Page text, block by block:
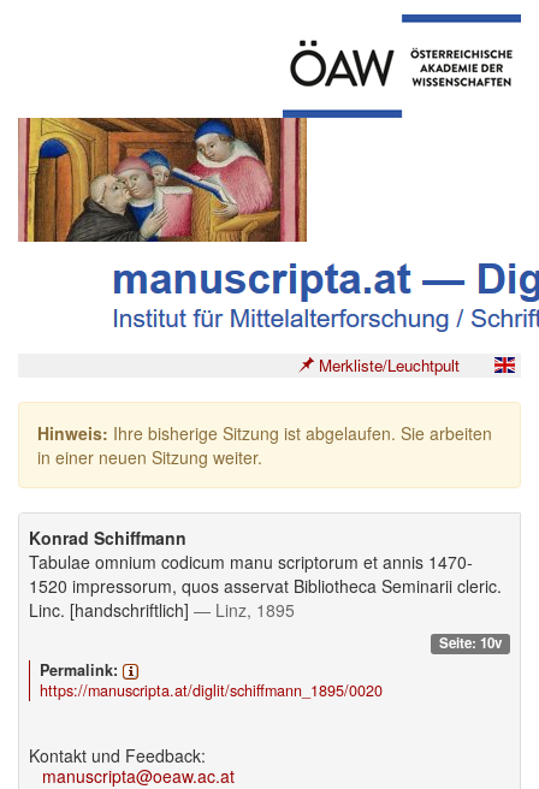
Merkliste/Leuchtpult
Hinweis: Ihre bisherige Sitzung ist abgelaufen. Sie arbeiten
in einer neuen Sitzung weiter.
Konrad Schiffmann
Tabulae omnium codicum manu scriptorum et annis 1470-
1520 impressorum, quos asservat Bibliotheca Seminarii cleric.
Linc. [handschriftlich] — Linz, 1895
Seite: 10v
Permalink:
https://manuscripta.at/diglit/schiffmann_1895/0020
Kontakt und Feedback:
manuscripta@oeaw.ac.at